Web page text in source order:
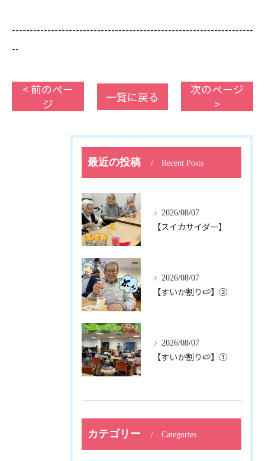
--------------------------------------------------------------------
--
< 前のペー
ジ
一覧に戻る
次のページ
>
カテゴリー Categories
最近の投稿 Recent Posts
2026/08/07
【スイカサイダー】
2026/08/07
【すいか割り🍉】②
2026/08/07
【すいか割り🍉】①